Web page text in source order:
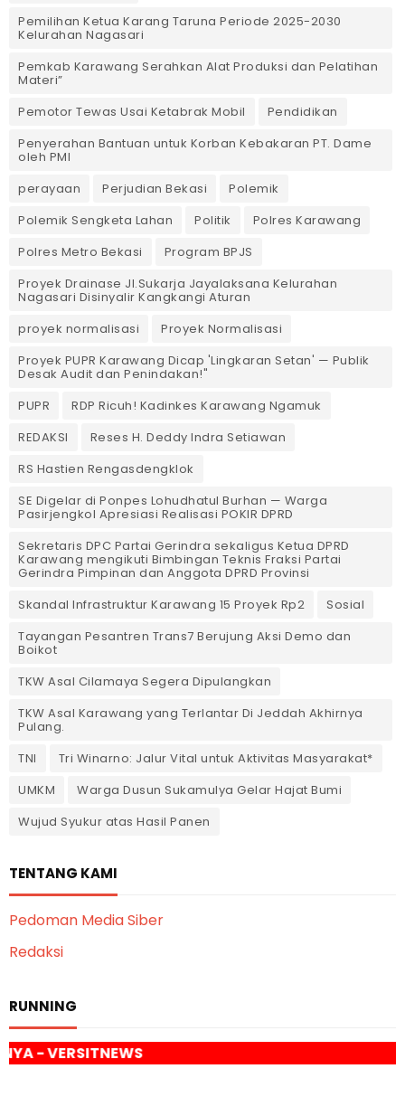
Pemilihan Ketua Karang Taruna Periode 2025-2030
Kelurahan Nagasari
Pemkab Karawang Serahkan Alat Produksi dan Pelatihan
Materi”
Pemotor Tewas Usai Ketabrak Mobil‎
Pendidikan
Penyerahan Bantuan untuk Korban Kebakaran PT. Dame
oleh PMI
perayaan
Perjudian Bekasi
Polemik
Polemik Sengketa Lahan
Politik
Polres Karawang
Polres Metro Bekasi
Program BPJS
Proyek Drainase Jl.Sukarja Jayalaksana Kelurahan
Nagasari Disinyalir Kangkangi Aturan
proyek normalisasi
Proyek Normalisasi
Proyek PUPR Karawang Dicap 'Lingkaran Setan' — Publik
Desak Audit dan Penindakan!"
PUPR
RDP Ricuh! Kadinkes Karawang Ngamuk
REDAKSI
Reses H. Deddy Indra Setiawan
RS Hastien Rengasdengklok
SE Digelar di Ponpes Lohudhatul Burhan — Warga
Pasirjengkol Apresiasi Realisasi POKIR DPRD
Sekretaris DPC Partai Gerindra sekaligus Ketua DPRD
Karawang mengikuti Bimbingan Teknis Fraksi Partai
Gerindra Pimpinan dan Anggota DPRD Provinsi
Skandal Infrastruktur Karawang 15 Proyek Rp2
Sosial
Tayangan Pesantren Trans7 Berujung Aksi Demo dan
Boikot
TKW Asal Cilamaya Segera Dipulangkan
TKW Asal Karawang yang Terlantar Di Jeddah Akhirnya
Pulang.
TNI
Tri Winarno: Jalur Vital untuk Aktivitas Masyarakat*
UMKM
Warga Dusun Sukamulya Gelar Hajat Bumi
Wujud Syukur atas Hasil Panen
TENTANG KAMI
Pedoman Media Siber
Redaksi
RUNNING